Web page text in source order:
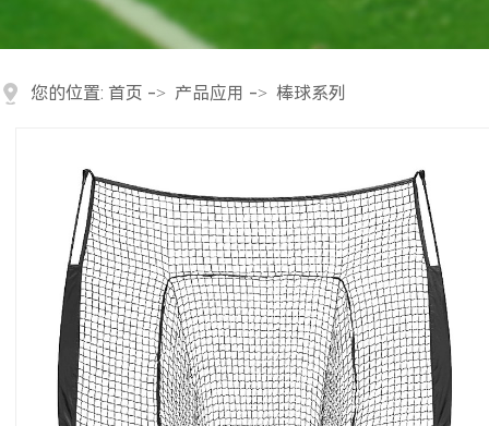
您的位置: 首页 -> 产品应用 -> 棒球系列